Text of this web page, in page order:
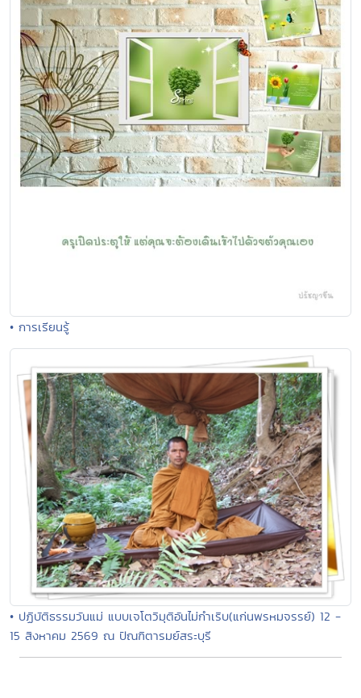
• การเรียนรู้
• ปฏิบัติธรรมวันแม่ แบบเจโตวิมุติอันไม่กำเริบ(แก่นพรหมจรรย์) 12 -
15 สิงหาคม 2569 ณ ปัณฑิตารมย์สระบุรี